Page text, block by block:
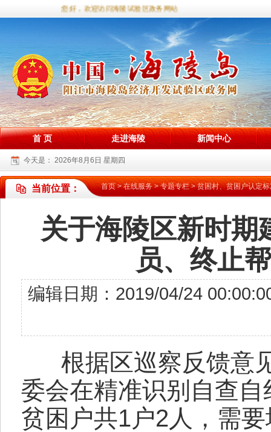
您好，欢迎访问海陵试验区政务网站！
首 页 走进海陵 新闻中心
今天是： 2026年8月6日 星期四
当前位置： 首页>在线服务>专题专栏>贫困村、贫困户认定
关于海陵区新时期
员、终止
编辑日期：2019/04/24
根据区巡察反馈意
委会在精准识别自查
贫困户共1户2人，需